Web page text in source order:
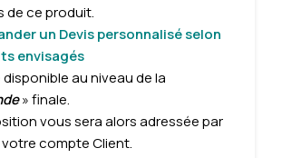
de ce produit.
un Devis personnalisé selon
envisagés
disponible au niveau de la
» finale.
vous sera alors adressée par
compte Client.